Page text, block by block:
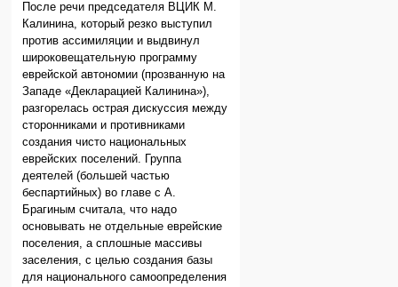
После речи председателя ВЦИК М.
Калинина, который резко выступил
против ассимиляции и выдвинул
широковещательную программу
еврейской автономии (прозванную на
Западе «Декларацией Калинина»),
разгорелась острая дискуссия между
сторонниками и противниками
создания чисто национальных
еврейских поселений. Группа
деятелей (большей частью
беспартийных) во главе с А.
Брагиным считала, что надо
основывать не отдельные еврейские
поселения, а сплошные массивы
заселения, с целью создания базы
для национального самоопределения